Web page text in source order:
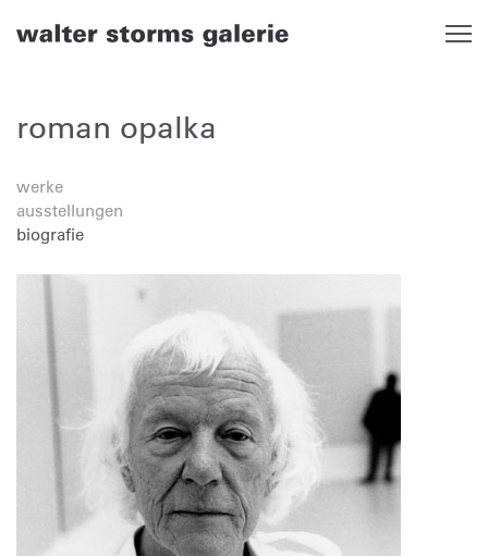
roman opalka
werke
ausstellungen
biografie